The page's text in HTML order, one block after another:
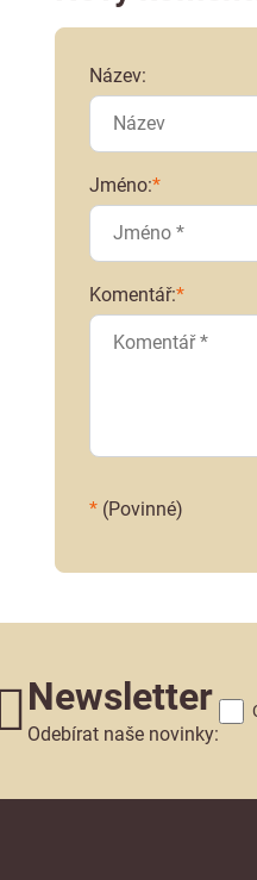
Název:
Jméno:*
Komentář:*
*(Povinné)
Newsletter
Odebírat naše novinky: